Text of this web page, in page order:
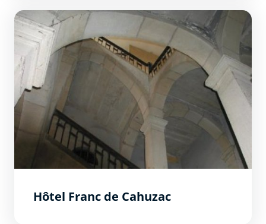
Hôtel Franc de Cahuzac
Hôtel Franc de Cahuzac